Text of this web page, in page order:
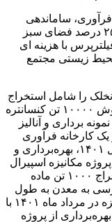
ساماندهی
محوطه صنعتی و جمع‌آوری ضایعات، ایجاد ۲۵ درصد فضای سبز
با هزینه ای
محیط زیستی مجتمع
مجتمع سرب نخلک را شامل استخراج
۲۵۰۰۰۰ تن ماده معدنی سرب و تولید و فروش ۱۰۰۰۰ تن کنسانتره
اکتشافی ۱۲۰۰۰ متر و نمونه برداری و آنالیز
یک کارخانه فرآوری
۲۰۰۰۰ تنی کنسانتره سرب در نیمه اول سال ۱۴۰۱، بهره‌برداری و
مکانیزه اسپیرال
و اتصال به طبقات ۱۶۵ و ۲۰۰ متری و استخراج ۱۰۰۰ تن ماده
به معدن به طول
۱۰ کیلومتر، راه‌اندازی معدن سرب چاه خربزه در مرداد ماه ۱۴۰۱ با
از پروژه